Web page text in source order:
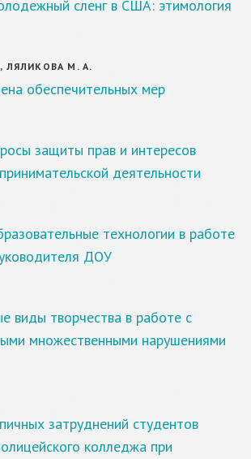
сленг в США: этимология
ЛЯЛИКОВА М. А.
обеспечительных мер
защиты прав и интересов
деятельности
технологии в работе
ДОУ
виды творчества в работе с
множественными нарушениями
затруднений студентов
колледжа при